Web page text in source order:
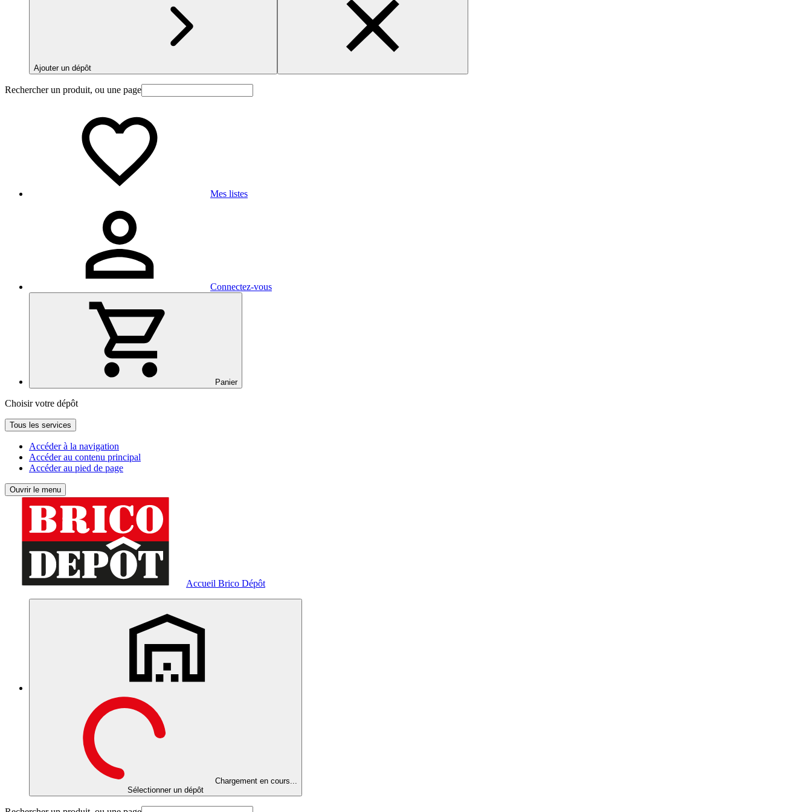
Ajouter un dépôt
Rechercher un produit, ou une page
Mes listes
Connectez-vous
Panier
Choisir votre dépôt
Tous les services
Accéder à la navigation
Accéder au contenu principal
Accéder au pied de page
Ouvrir le menu
Accueil Brico Dépôt
Chargement en cours...
Sélectionner un dépôt